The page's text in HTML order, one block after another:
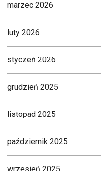
marzec 2026
luty 2026
styczeń 2026
grudzień 2025
listopad 2025
październik 2025
wrzesień 2025